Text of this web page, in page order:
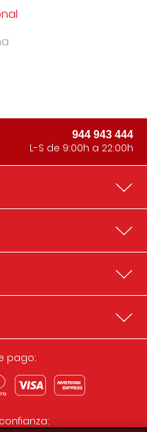
944 943 444
L-S de 9:00h a 22:00h
pago: